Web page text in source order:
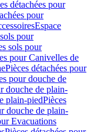
détachées pour
pour
Espace
pour
sols pour
pour Canivelles de
Pièces détachées pour
pour douche de
douche de plain-
plain-piedPièces
douche de plain-
Evacuations